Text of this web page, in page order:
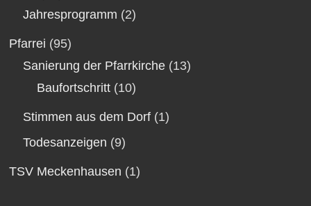
Jahresprogramm (2)
Pfarrei (95)
Sanierung der Pfarrkirche (13)
Baufortschritt (10)
Stimmen aus dem Dorf (1)
Todesanzeigen (9)
TSV Meckenhausen (1)